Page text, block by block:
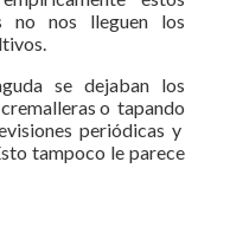
no nos lleguen los
se dejaban los
o tapando
periódicas y
tampoco le parece